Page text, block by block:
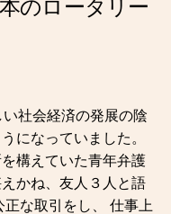
のロータリー
社会経済の発展の陰
になっていました。
構えていた青年弁護
かね、友人３人と語
な取引をし、 仕事上